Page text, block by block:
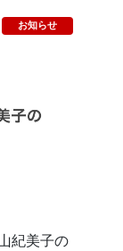
紀美子の